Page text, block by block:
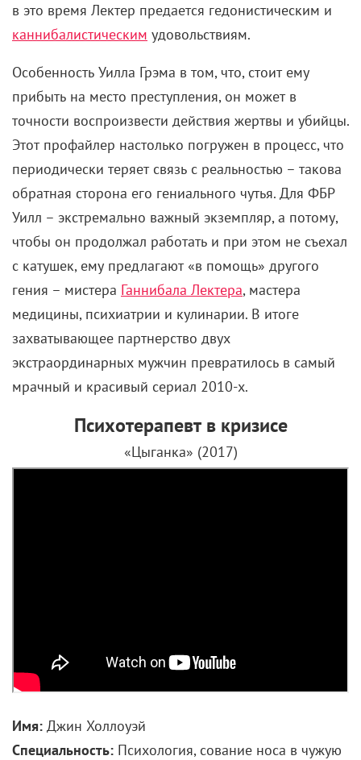
в это время Лектер предается гедонистическим и
каннибалистическим удовольствиям.
Особенность Уилла Грэма в том, что, стоит ему
прибыть на место преступления, он может в
точности воспроизвести действия жертвы и убийцы.
Этот профайлер настолько погружен в процесс, что
периодически теряет связь с реальностью – такова
обратная сторона его гениального чутья. Для ФБР
Уилл – экстремально важный экземпляр, а потому,
чтобы он продолжал работать и при этом не съехал
с катушек, ему предлагают «в помощь» другого
гения – мистера Ганнибала Лектера, мастера
медицины, психиатрии и кулинарии. В итоге
захватывающее партнерство двух
экстраординарных мужчин превратилось в самый
мрачный и красивый сериал 2010-х.
Психотерапевт в кризисе
«Цыганка» (2017)
Имя: Джин Холлоуэй
Специальность: Психология, сование носа в чужую